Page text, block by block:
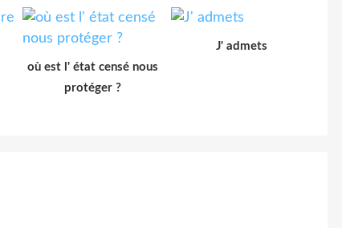
où est l' état censé nous
protéger ?
J' admets